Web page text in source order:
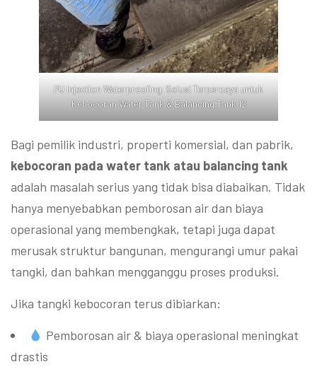
PU Injection Waterproofing: Solusi Terpercaya untuk
Kebocoran Water Tank & Balancing Tank 12
Bagi pemilik industri, properti komersial, dan pabrik,
kebocoran pada water tank atau balancing tank
adalah masalah serius yang tidak bisa diabaikan. Tidak
hanya menyebabkan pemborosan air dan biaya
operasional yang membengkak, tetapi juga dapat
merusak struktur bangunan, mengurangi umur pakai
tangki, dan bahkan mengganggu proses produksi.
Jika tangki kebocoran terus dibiarkan:
Pemborosan air & biaya operasional meningkat
drastis